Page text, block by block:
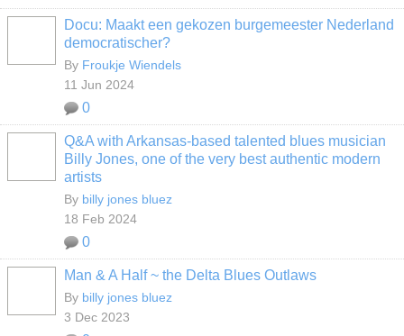
Docu: Maakt een gekozen burgemeester Nederland
democratischer?
By Froukje Wiendels
11 Jun 2024
0
Q&A with Arkansas-based talented blues musician
Billy Jones, one of the very best authentic modern
artists
By billy jones bluez
18 Feb 2024
0
Man & A Half ~ the Delta Blues Outlaws
By billy jones bluez
3 Dec 2023